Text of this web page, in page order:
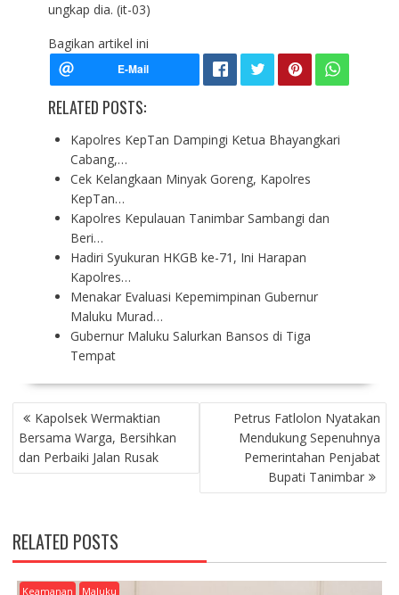
ungkap dia. (it-03)
Bagikan artikel ini
RELATED POSTS:
Kapolres KepTan Dampingi Ketua Bhayangkari
Cabang,…
Cek Kelangkaan Minyak Goreng, Kapolres
KepTan…
Kapolres Kepulauan Tanimbar Sambangi dan
Beri…
Hadiri Syukuran HKGB ke-71, Ini Harapan
Kapolres…
Menakar Evaluasi Kepemimpinan Gubernur
Maluku Murad…
Gubernur Maluku Salurkan Bansos di Tiga
Tempat
P
O
S
T
V
I
G
A
Kapolsek Wermaktian
Bersama Warga, Bersihkan
dan Perbaiki Jalan Rusak
Petrus Fatlolon Nyatakan
Mendukung Sepenuhnya
Pemerintahan Penjabat
Bupati Tanimbar
RELATED POSTS
Keamanan Maluku